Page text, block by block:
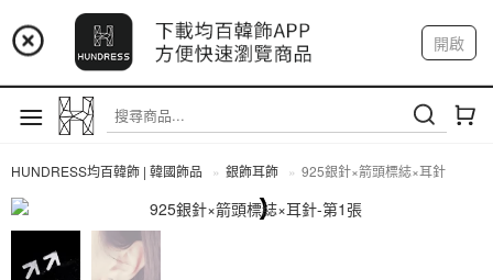
📢 市集預告：9/4-9/6 淡水捷運站
📢 市集預告：9/12-9/13 八里海巡基地
📢 市集預告：8/22-8/23 桃園青埔置地廣場
開啟
註冊 我的帳戶
HUNDRESS均百韓飾 | 韓國飾品 銀飾耳飾 925銀針×箭頭標綕×耳針
全部商品